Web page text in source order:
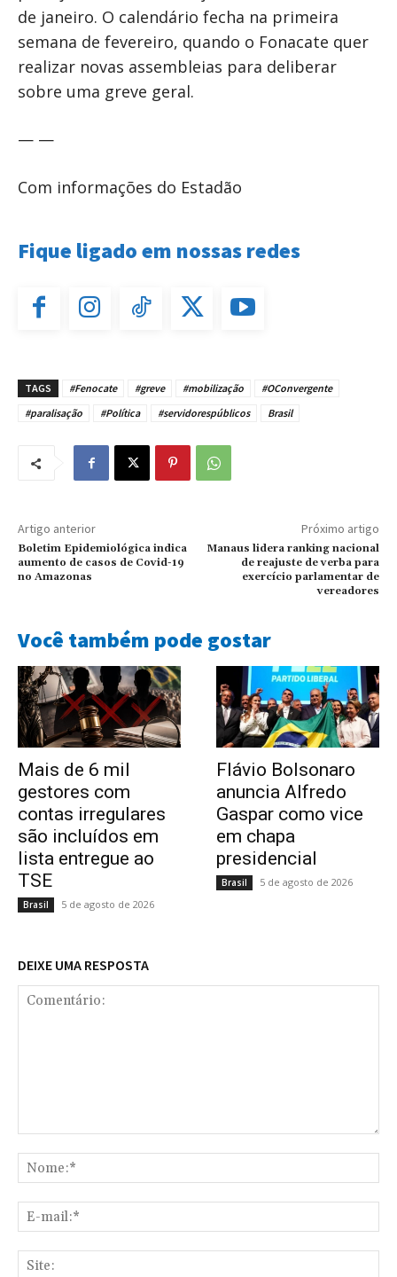
de janeiro. O calendário fecha na primeira
semana de fevereiro, quando o Fonacate quer
realizar novas assembleias para deliberar
sobre uma greve geral.
— —
Com informações do Estadão
Fique ligado em nossas redes
TAGS #Fenocate #greve #mobilização
#OConvergente
#paralisação
#Política #servidorespúblicos Brasil
Artigo anterior
Boletim Epidemiológica indica
aumento de casos de Covid-19
no Amazonas
Próximo artigo
Manaus lidera ranking nacional
de reajuste de verba para
exercício parlamentar de
vereadores
Você também pode gostar
Mais de 6 mil
gestores com
contas irregulares
são incluídos em
lista entregue ao
TSE
Brasil 5 de agosto de 2026
Flávio Bolsonaro
anuncia Alfredo
Gaspar como vice
em chapa
presidencial
Brasil 5 de agosto de 2026
DEIXE UMA RESPOSTA